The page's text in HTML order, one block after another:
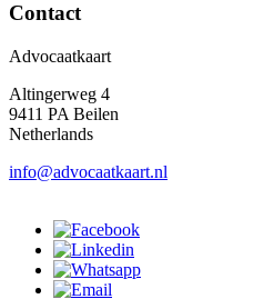
Contact
Advocaatkaart
Altingerweg 4
9411 PA Beilen
Netherlands
info@advocaatkaart.nl